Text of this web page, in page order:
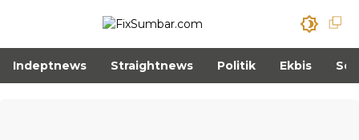
Indeptnews Straightnews Politik Ekbis